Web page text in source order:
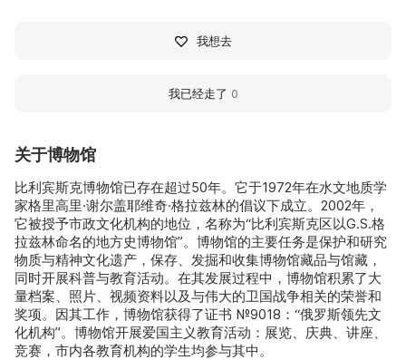
关于博物馆
比利宾斯克博物馆已存在超过50年。它于1972年在水文地质学
家格里高里·谢尔盖耶维奇·格拉兹林的倡议下成立。2002年，
它被授予市政文化机构的地位，名称为“比利宾斯克区以G.S.格
拉兹林命名的地方史博物馆”。博物馆的主要任务是保护和研究
物质与精神文化遗产，保存、发掘和收集博物馆藏品与馆藏，
同时开展科普与教育活动。在其发展过程中，博物馆积累了大
量档案、照片、视频资料以及与伟大的卫国战争相关的荣誉和
奖项。因其工作，博物馆获得了证书 №9018：“俄罗斯领先文
化机构”。博物馆开展爱国主义教育活动：展览、庆典、讲座、
竞赛，市内各教育机构的学生均参与其中。
我想去
我已经走了 0